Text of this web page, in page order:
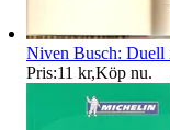
Niven Busch: Duell
Pris:11 kr,Köp nu.